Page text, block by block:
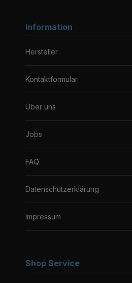
Information
Hersteller
Kontaktformular
Über uns
Jobs
FAQ
Datenschutzerklärung
Impressum
Shop Service